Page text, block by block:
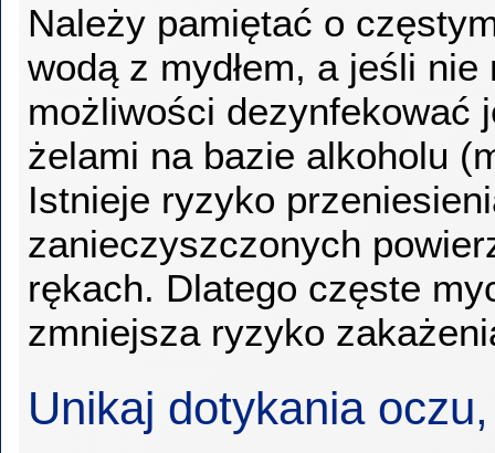
Należy pamiętać o
wodą z mydłem, a jeśli nie
możliwości dezynfekować
żelami na bazie alkoholu
Istnieje ryzyko
zanieczyszczonych
rękach. Dlatego częste
zmniejsza ryzyko
Unikaj dotykania